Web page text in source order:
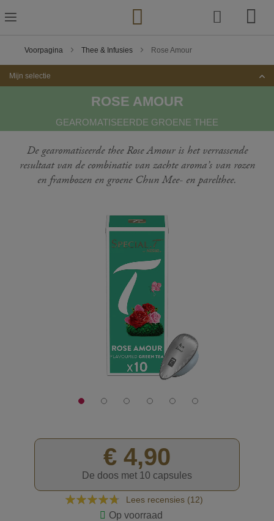
naar
de
Voorpagina Thee & Infusies Rose Amour
Mijn selectie
ROSE AMOUR
GEAROMATISEERDE GROENE THEE
De gearomatiseerde thee Rose Amour is het verrassende
resultaat van de combinatie van zachte aroma’s van rozen
en frambozen en groene Chun Mee- en parelthee.
€ 4,90
De doos met 10 capsules
Waardering:
Lees recensies (12)
Op voorraad